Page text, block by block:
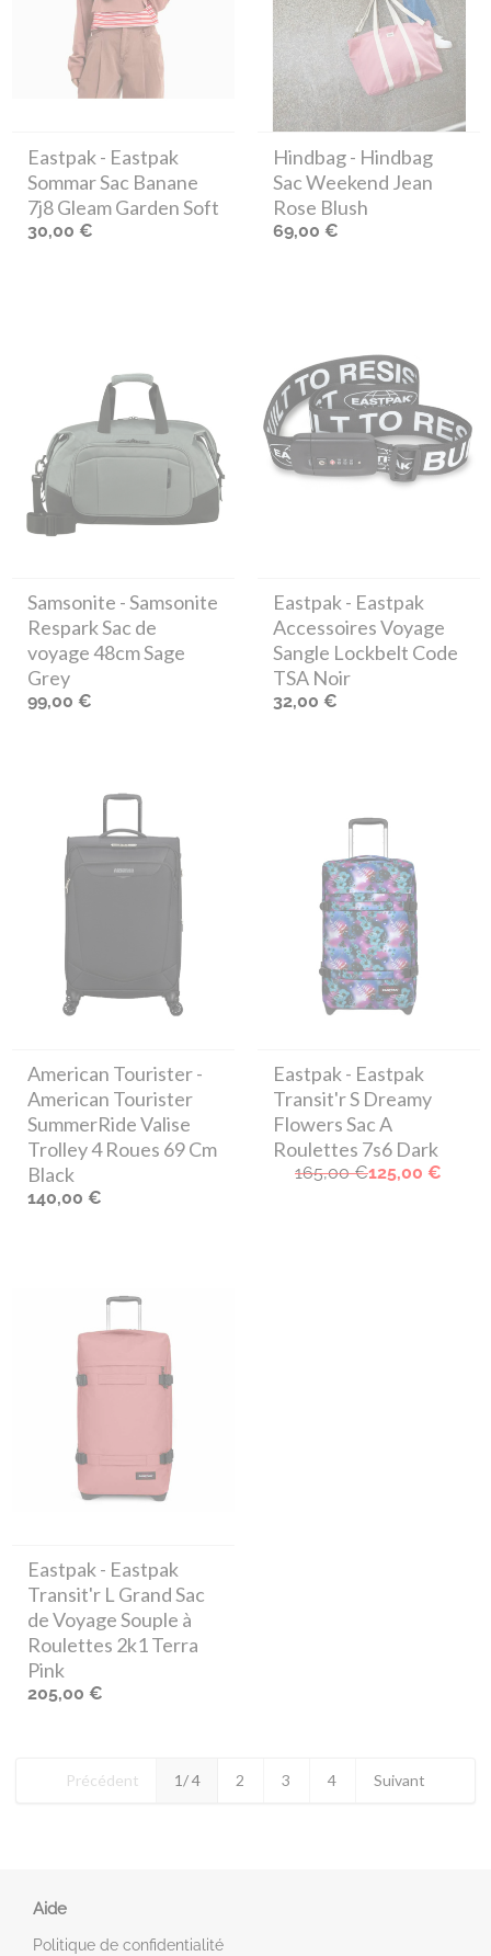
Eastpak - Eastpak
Sommar Sac Banane
7j8 Gleam Garden Soft
30,00 €
Hindbag- Hindbag
Sac Weekend Jean
Rose Blush
69,00 €
Samsonite - Samsonite
Respark Sac de
voyage 48cm Sage
Grey
99,00 €
Eastpak - Eastpak
Accessoires Voyage
Sangle Lockbelt Code
TSA Noir
32,00 €
American Tourister-
American Tourister
SummerRide Valise
Trolley 4 Roues 69 Cm
Black
140,00 €
Eastpak - Eastpak
Transit'r S Dreamy
Flowers Sac A
Roulettes 7s6 Dark
165,00 €125,00 €
Eastpak - Eastpak
Transit'r L Grand Sac
de Voyage Souple à
Roulettes 2k1 Terra
Pink
205,00 €
Précédent 1/ 4 2 3 4 Suivant
Aide
Politique de confidentialité